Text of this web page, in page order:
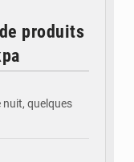
produits
nuit, quelques